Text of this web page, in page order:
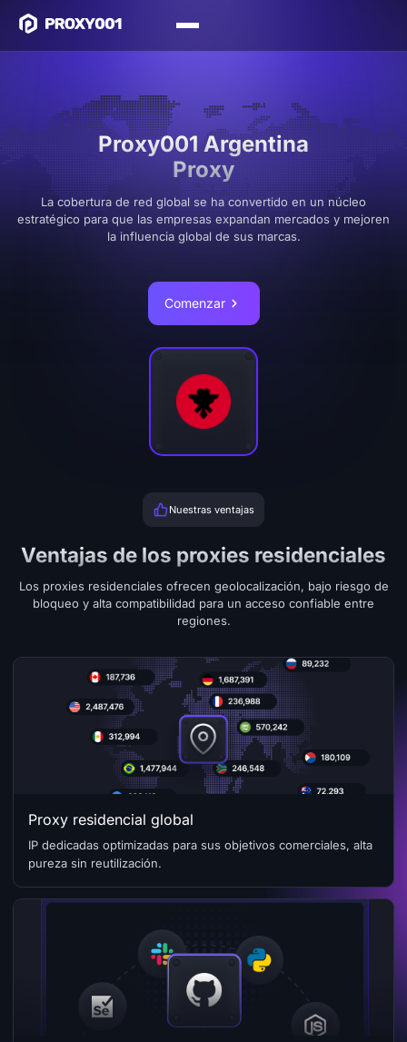
Proxy001 Argentina
Proxy
La cobertura de red global se ha convertido en un núcleo
estratégico para que las empresas expandan mercados y mejoren
la influencia global de sus marcas.
Comenzar
Nuestras ventajas
Ventajas de los proxies residenciales
Los proxies residenciales ofrecen geolocalización, bajo riesgo de
bloqueo y alta compatibilidad para un acceso confiable entre
regiones.
Proxy residencial global
IP dedicadas optimizadas para sus objetivos comerciales, alta
pureza sin reutilización.